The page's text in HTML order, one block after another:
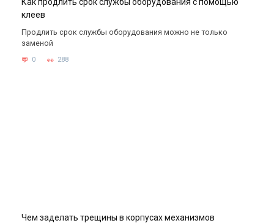
Как продлить срок службы оборудования с помощью
клеев
Продлить срок службы оборудования можно не только
заменой
0 288
Чем заделать трещины в корпусах механизмов